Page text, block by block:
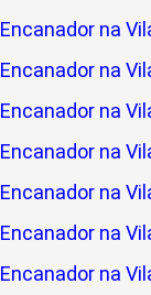
Encanador na
Encanador na
Encanador na
Encanador na
Encanador na
Encanador na
Encanador na